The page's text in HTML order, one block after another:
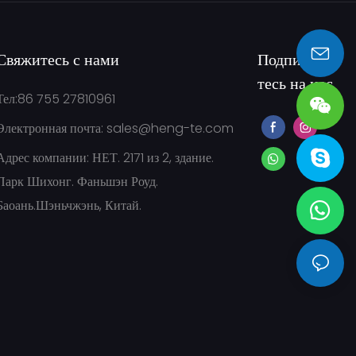
с нами
755 27810961
почта: sales@heng-te.com
компании: НЕТ. 2171 из 2, здание.
Шихонг. Фаньшэн Роуд.
Китай.
Подписывай
тесь на нас